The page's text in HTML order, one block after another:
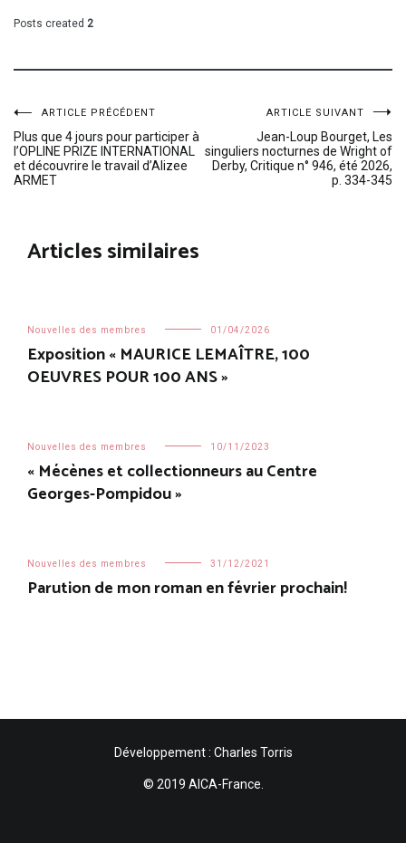
Posts created 2
Navigation
de
ARTICLE PRÉCÉDENT
Plus que 4 jours pour participer à
l’OPLINE PRIZE INTERNATIONAL
et découvrire le travail d’Alizee
ARMET
ARTICLE SUIVANT
Jean-Loup Bourget, Les
singuliers nocturnes de Wright of
Derby, Critique n° 946, été 2026,
p. 334-345
Articles similaires
Nouvelles des membres 01/04/2026
Exposition « MAURICE LEMAÎTRE, 100
OEUVRES POUR 100 ANS »
Nouvelles des membres 10/11/2023
« Mécènes et collectionneurs au Centre
Georges-Pompidou »
Nouvelles des membres 31/12/2021
Parution de mon roman en février prochain!
Développement : Charles Torris
© 2019 AICA-France.